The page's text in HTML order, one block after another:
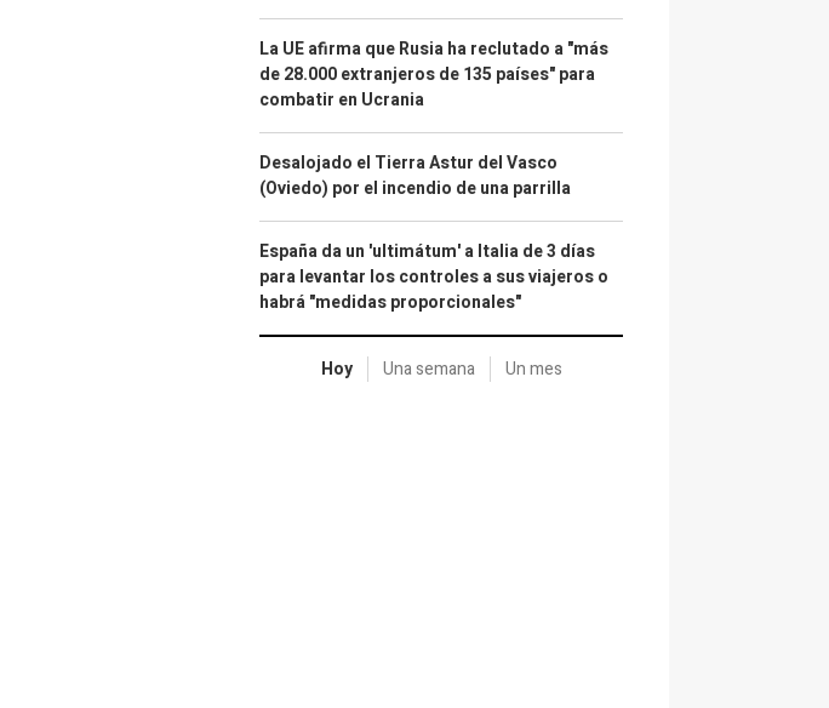
La UE afirma que Rusia ha reclutado a "más
de 28.000 extranjeros de 135 países" para
combatir en Ucrania
Desalojado el Tierra Astur del Vasco
(Oviedo) por el incendio de una parrilla
España da un 'ultimátum' a Italia de 3 días
para levantar los controles a sus viajeros o
habrá "medidas proporcionales"
Hoy Una semana Un mes